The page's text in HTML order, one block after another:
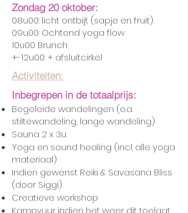
Zondag 20 oktober:
08u00: licht ontbijt (sapje en fruit)
09u00: Ochtend yoga flow
10u00 Brunch
+-12u00: + afsluitcirkel
Activiteiten:
Inbegrepen in de totaalprijs:
Begeleide wandelingen (o.a.
stiltewandeling, lange wandeling)
Sauna 2 x 3u
Yoga en sound healing (incl. alle yoga
materiaal)
Indien gewenst Reiki & Savasana Bliss
(door Siggi)
Creatieve workshop
Kampvuur indien het weer dit toelaat